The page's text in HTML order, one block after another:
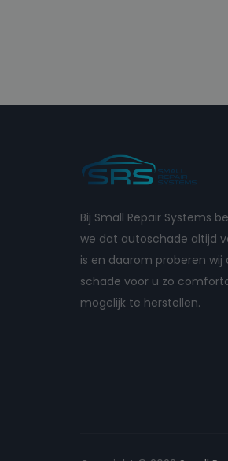
Bij Small Repair Systems
we dat autoschade altijd
is en daarom proberen wij
schade voor u zo
mogelijk te herstellen.